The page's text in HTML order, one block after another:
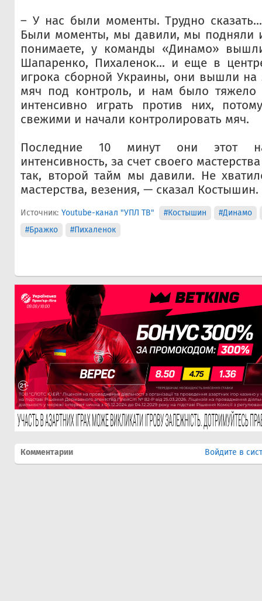
– У нас были моменты. Трудно
Были моменты, мы давили, мы подняли
понимаете, у команды «Динамо»
Шапаренко, Пихаленок... и еще в
игрока сборной Украины, они вышли на
мяч под контроль, и нам было тяжело
интенсивно играть против них,
свежими и начали контролировать мяч.
Последние 10 минут они этот
интенсивность, за счет своего
так, второй тайм мы давили. Не
мастерства, везения, — сказал Костышин.
Источник: Youtube-канал "УПЛ ТВ" #Костышин
#Динамо
#Бражко
#Пихаленок
Комментарии Войдите в